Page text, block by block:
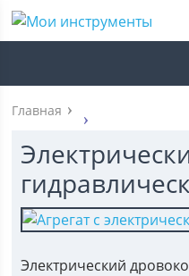
Главная
Электрический